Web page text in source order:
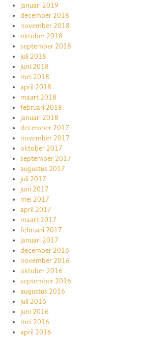
januari 2019
december 2018
november 2018
oktober 2018
september 2018
juli 2018
juni 2018
mei 2018
april 2018
maart 2018
februari 2018
januari 2018
december 2017
november 2017
oktober 2017
september 2017
augustus 2017
juli 2017
juni 2017
mei 2017
april 2017
maart 2017
februari 2017
januari 2017
december 2016
november 2016
oktober 2016
september 2016
augustus 2016
juli 2016
juni 2016
mei 2016
april 2016